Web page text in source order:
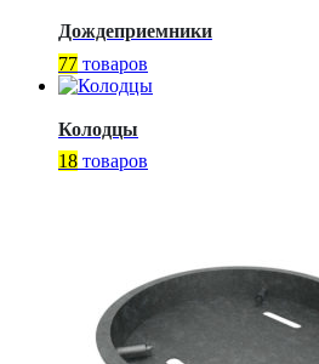
Дождеприемники
77 товаров
Колодцы
18 товаров